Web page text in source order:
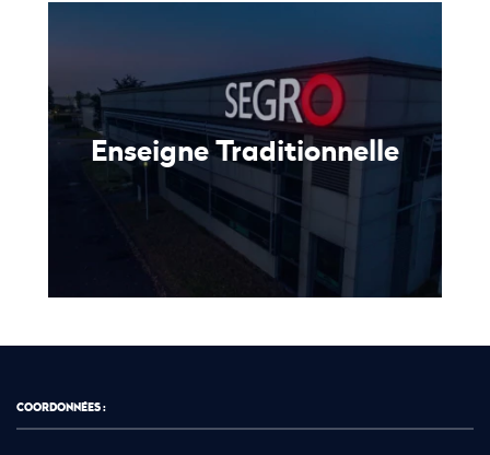
Enseigne Traditionnelle
COORDONNÉES :